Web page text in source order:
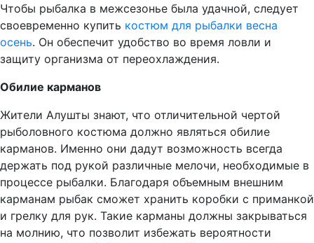
Чтобы рыбалка в межсезонье была удачной, следует
своевременно купить костюм для рыбалки весна
осень. Он обеспечит удобство во время ловли и
защиту организма от переохлаждения.
Обилие карманов
Жители Алушты знают, что отличительной чертой
рыболовного костюма должно являться обилие
карманов. Именно они дадут возможность всегда
держать под рукой различные мелочи, необходимые в
процессе рыбалки. Благодаря объемным внешним
карманам рыбак сможет хранить коробки с приманкой
и грелку для рук. Такие карманы должны закрываться
на молнию, что позволит избежать вероятности